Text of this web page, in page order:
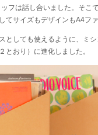
フは話し合いました。そこ
てサイズもデザインもA4フ
としても使えるように、ミ
とおり）に進化しました。